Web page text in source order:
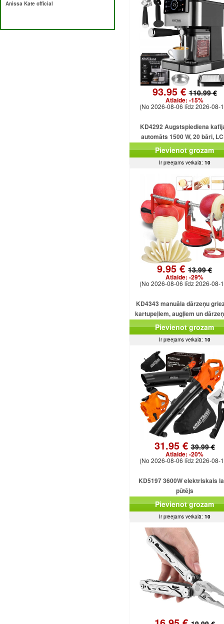
Anissa Kate official
93.95 €110.99 €
Atlaide: -15%
(No 2026-08-06 līdz 2026-08-
KD4292 Augstspiediena
automāts 1500 W, 20 bāri,
displejs
Pievienot grozam
Ir pieejams veikalā: 10
9.95 € 13.99 €
Atlaide: -29%
(No 2026-08-06 līdz 2026-08-
KD4343 manuāla dārzeņu
kartupeļiem, augļiem un
Pievienot grozam
Ir pieejams veikalā: 10
31.95 €39.99 €
Atlaide: -20%
(No 2026-08-06 līdz 2026-08-
KD5197 3600W elektriskais
pūtējs
Pievienot grozam
Ir pieejams veikalā: 10